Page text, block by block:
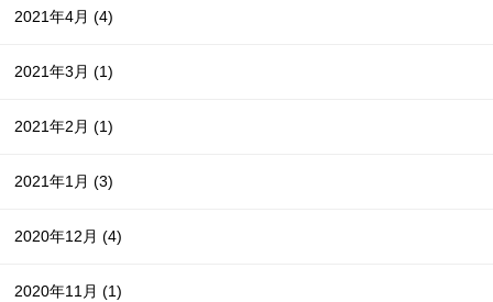
2021年4月(4)
2021年3月(1)
2021年2月(1)
2021年1月(3)
2020年12月(4)
2020年11月(1)